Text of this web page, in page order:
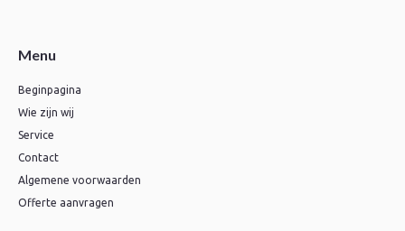
Menu
Beginpagina
Wie zijn wij
Service
Contact
Algemene voorwaarden
Offerte aanvragen